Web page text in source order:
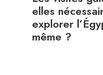
elles
explorer
même ?